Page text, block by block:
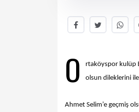
O
rtaköyspor kulüp
olsun dileklerini
Ahmet Selim’e geçmiş